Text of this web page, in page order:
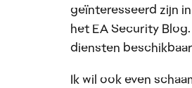
geïnteresseerd zijn
het EA Security
diensten
Ik wil ook even